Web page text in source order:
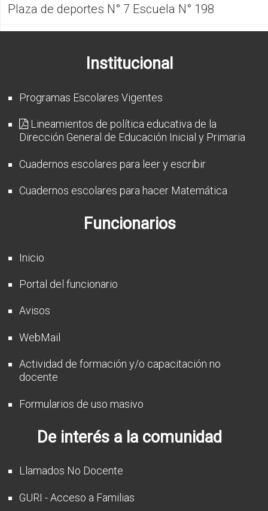
Plaza de deportes N° 7 Escuela N° 198
Institucional
Programas Escolares Vigentes
Lineamientos de política educativa de la
Dirección General de Educación Inicial y Primaria
Cuadernos escolares para leer y escribir
Cuadernos escolares para hacer Matemática
Funcionarios
Inicio
Portal del funcionario
Avisos
WebMail
Actividad de formación y/o capacitación no
docente
Formularios de uso masivo
De interés a la comunidad
Llamados No Docente
GURI - Acceso a Familias